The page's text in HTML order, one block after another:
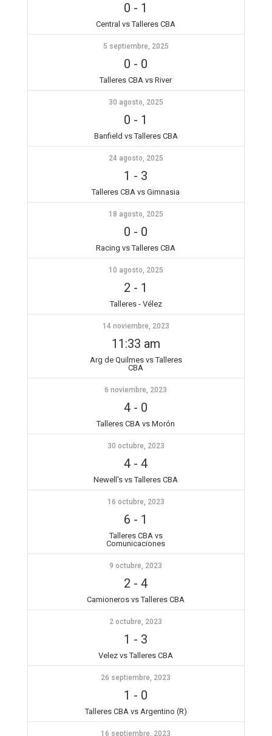
0 - 1
Central vs Talleres CBA
5 septiembre, 2025
0 - 0
Talleres CBA vs River
30 agosto, 2025
0 - 1
Banfield vs Talleres CBA
24 agosto, 2025
1 - 3
Talleres CBA vs Gimnasia
18 agosto, 2025
0 - 0
Racing vs Talleres CBA
10 agosto, 2025
2 - 1
Talleres - Vélez
14 noviembre, 2023
11:33 am
Arg de Quilmes vs Talleres
CBA
6 noviembre, 2023
4 - 0
Talleres CBA vs Morón
30 octubre, 2023
4 -4
Newell's vs Talleres CBA
16 octubre, 2023
6 - 1
Talleres CBA vs
Comunicaciones
9 octubre, 2023
2 -4
Camioneros vs Talleres CBA
2 octubre, 2023
1 - 3
Velez vs Talleres CBA
26 septiembre, 2023
1 - 0
Talleres CBA vs Argentino (R)
16 septiembre, 2023